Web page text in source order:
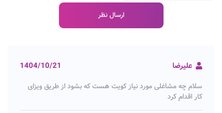
علیرضا 1404/10/21
سلام چه مشاغلی مورد نیاز کویت هست که بشود از طریق ویزای
کار اقدام کرد